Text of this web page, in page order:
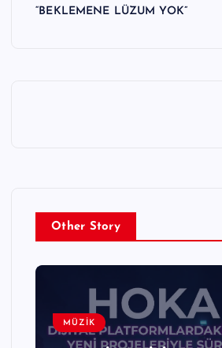
“BEKLEMENE LÜZUM YOK”
Other Story
MÜZİK